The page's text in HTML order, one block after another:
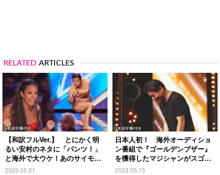
RELATED ARTICLES
【和訳フルVer.】 とにかく明
るい安村のネタに「パンツ！」
と海外で大ウケ！あのサイモン
も…
2023.05.01
日本人初！ 海外オーディショ
ン番組で『ゴールデンブザー』
を獲得したマジシャンがスゴか
った
2023.05.15